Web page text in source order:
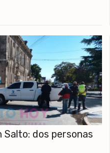
dos personas